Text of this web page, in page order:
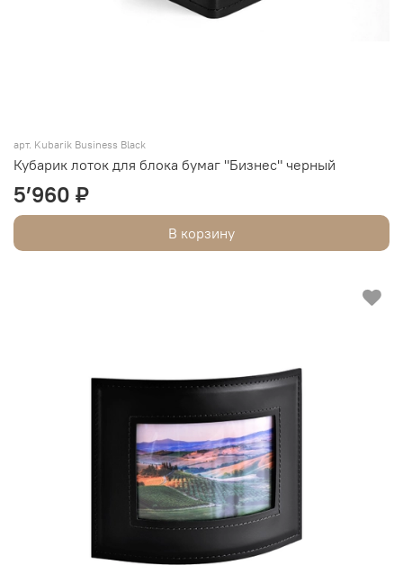
арт. Kubarik Business Black
Кубарик лоток для блока бумаг "Бизнес" черный
5’960 ₽
В корзину